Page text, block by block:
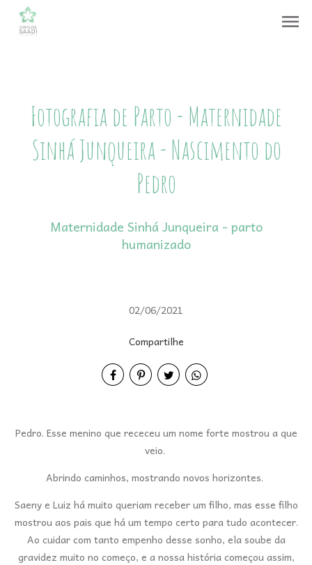
menu
Fotografia de Parto - Maternidade
Sinhá Junqueira - Nascimento do
Pedro
Maternidade Sinhá Junqueira - parto
humanizado
02/06/2021
Compartilhe
Pedro. Esse menino que receceu um nome forte mostrou a que
veio.
Abrindo caminhos, mostrando novos horizontes.
Saeny e Luiz há muito queriam receber um filho, mas esse filho
mostrou aos pais que há um tempo certo para tudo acontecer.
Ao cuidar com tanto empenho desse sonho, ela soube da
gravidez muito no começo, e a nossa história começou assim,